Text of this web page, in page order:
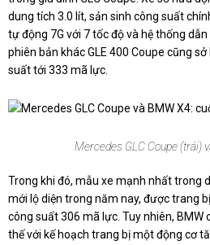
dung tích 3.0 lít, sản sinh công suất
tự động 7G với 7 tốc độ và hệ thống
phiên bản khác GLE 400 Coupe cũng
suất tới 333 mã lực.
Mercedes GLC Coupe (trái)
Trong khi đó, mẫu xe mạnh nhất trong
mới lộ diện trong năm nay, được trang
công suất 306 mã lực. Tuy nhiên, BMW
thế với kế hoạch trang bị một động cơ